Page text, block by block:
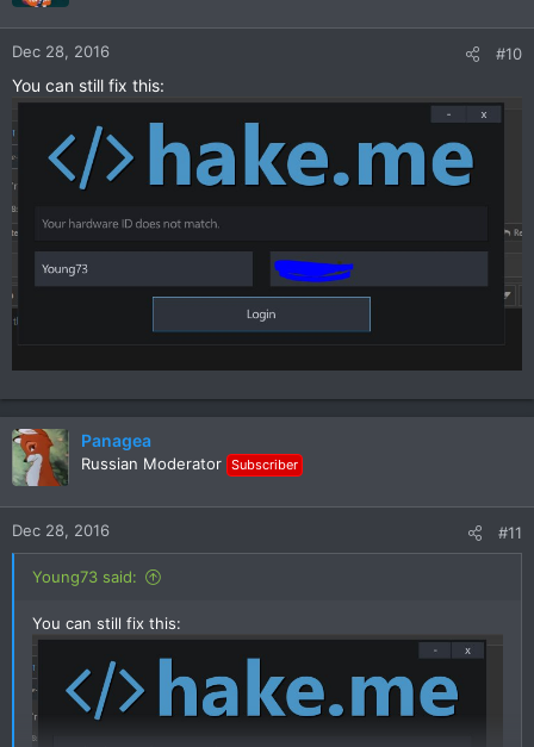
Dec 28, 2016 #10
You can still fix this:
Panagea
Russian Moderator Subscriber
Dec 28, 2016 #11
Young73 said:
You can still fix this: